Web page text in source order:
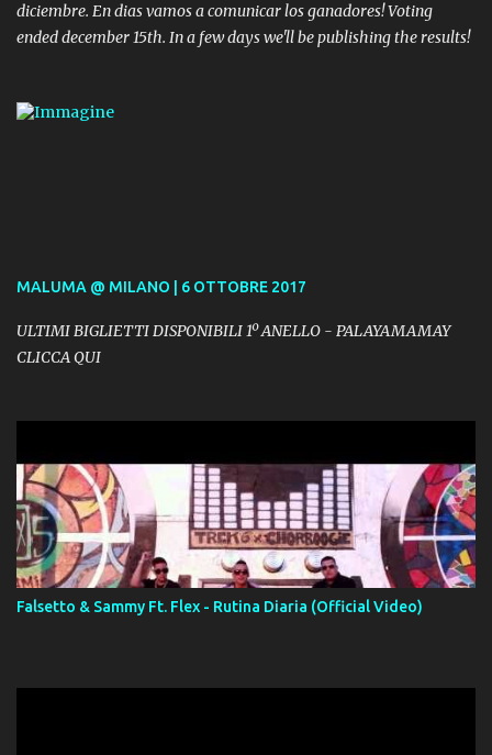
diciembre. En dias vamos a comunicar los ganadores! Voting
ended december 15th. In a few days we'll be publishing the results!
MALUMA @ MILANO | 6 OTTOBRE 2017
ULTIMI BIGLIETTI DISPONIBILI 1º ANELLO - PALAYAMAMAY
CLICCA QUI
Falsetto & Sammy Ft. Flex - Rutina Diaria (Official Video)